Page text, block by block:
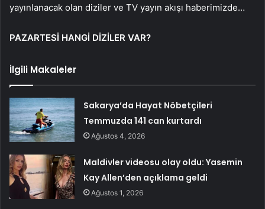
yayınlanacak olan diziler ve TV yayın akışı haberimizde…
PAZARTESİ HANGİ DİZİLER VAR?
İlgili Makaleler
Sakarya’da Hayat Nöbetçileri
Temmuzda 141 can kurtardı
Ağustos 4, 2026
Maldivler videosu olay oldu: Yasemin
Kay Allen’den açıklama geldi
Ağustos 1, 2026